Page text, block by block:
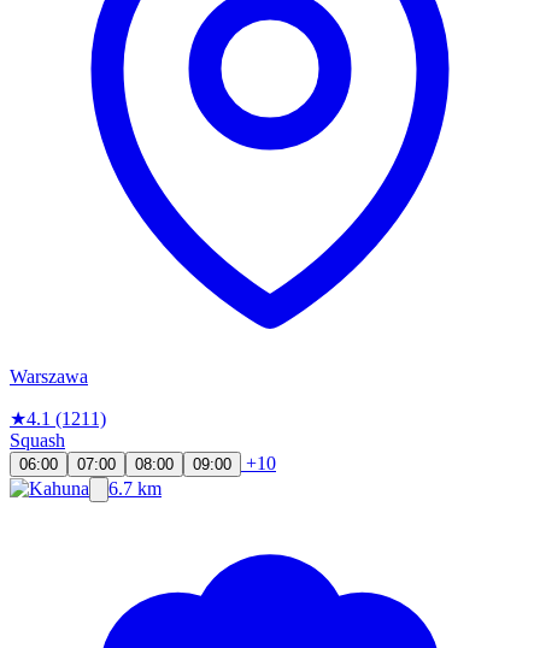
Warszawa
★4.1 (1211)
Squash
06:00 07:00 08:00 09:00
+10
6.7 km